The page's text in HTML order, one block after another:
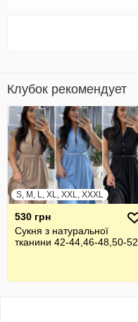
Клубок рекомендует
S, M, L, XL, XXL, XXXL
530 грн
Сукня з натуральної
тканини 42-44,46-48,50-52